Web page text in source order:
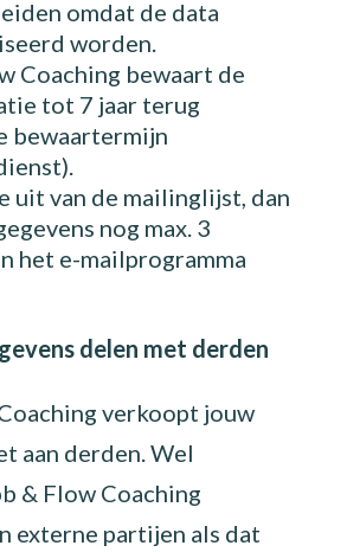
omdat de data
worden.
Coaching bewaart de
tot 7 jaar terug
bewaartermijn
uit van de mailinglijst, dan
nog max. 3
het e-mailprogramma
delen met derden
verkoopt jouw
aan derden. Wel
& Flow Coaching
externe partijen als dat